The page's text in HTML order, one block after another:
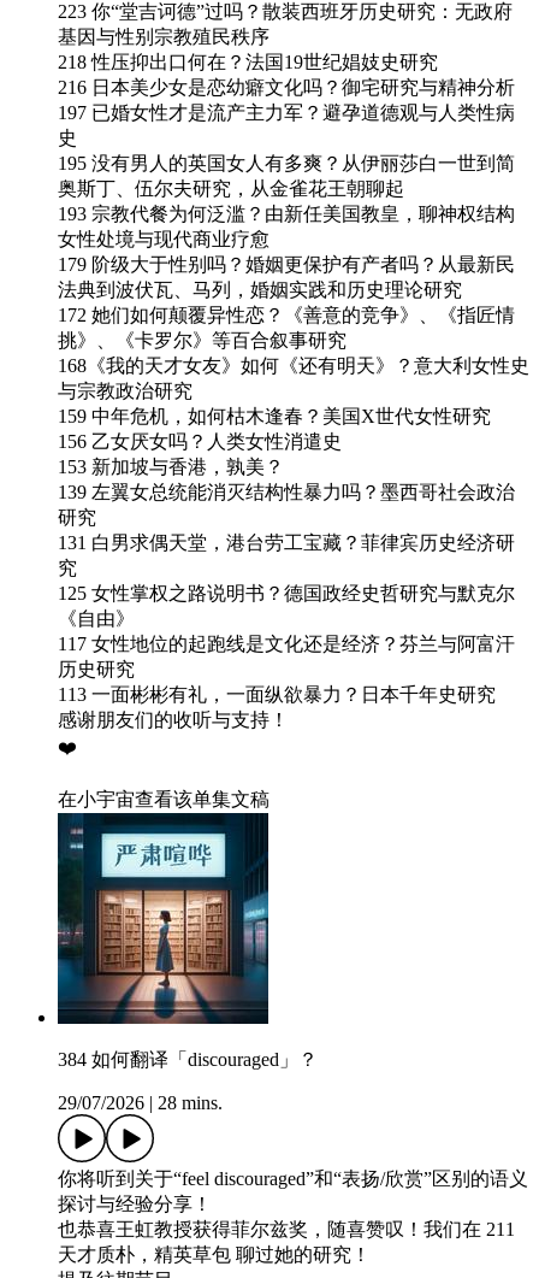
223 你“堂吉诃德”过吗？散装西班牙历史研究：无政府
基因与性别宗教殖民秩序
218 性压抑出口何在？法国19世纪娼妓史研究
216 日本美少女是恋幼癖文化吗？御宅研究与精神分析
197 已婚女性才是流产主力军？避孕道德观与人类性病
史
195 没有男人的英国女人有多爽？从伊丽莎白一世到简
奥斯丁、伍尔夫研究，从金雀花王朝聊起
193 宗教代餐为何泛滥？由新任美国教皇，聊神权结构
女性处境与现代商业疗愈
179 阶级大于性别吗？婚姻更保护有产者吗？从最新民
法典到波伏瓦、马列，婚姻实践和历史理论研究
172 她们如何颠覆异性恋？《善意的竞争》、《指匠情
挑》、《卡罗尔》等百合叙事研究
168《我的天才女友》如何《还有明天》？意大利女性史
与宗教政治研究
159 中年危机，如何枯木逢春？美国X世代女性研究
156 乙女厌女吗？人类女性消遣史
153 新加坡与香港，孰美？
139 左翼女总统能消灭结构性暴力吗？墨西哥社会政治
研究
131 白男求偶天堂，港台劳工宝藏？菲律宾历史经济研
究
125 女性掌权之路说明书？德国政经史哲研究与默克尔
《自由》
117 女性地位的起跑线是文化还是经济？芬兰与阿富汗
历史研究
113 一面彬彬有礼，一面纵欲暴力？日本千年史研究
感谢朋友们的收听与支持！
❤️
在小宇宙查看该单集文稿
384 如何翻译「discouraged」？
29/07/2026 28 mins.
你将听到关于“feel discouraged”和“表扬/欣赏”区别的语义
探讨与经验分享！
也恭喜王虹教授获得菲尔兹奖，随喜赞叹！我们在 211
天才质朴，精英草包 聊过她的研究！